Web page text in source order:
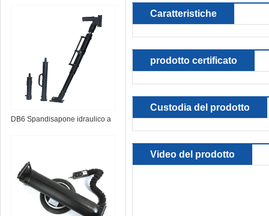
DB6 Spandisapone idraulico a
Caratteristiche
prodotto certificato
Custodia del prodotto
Video del prodotto